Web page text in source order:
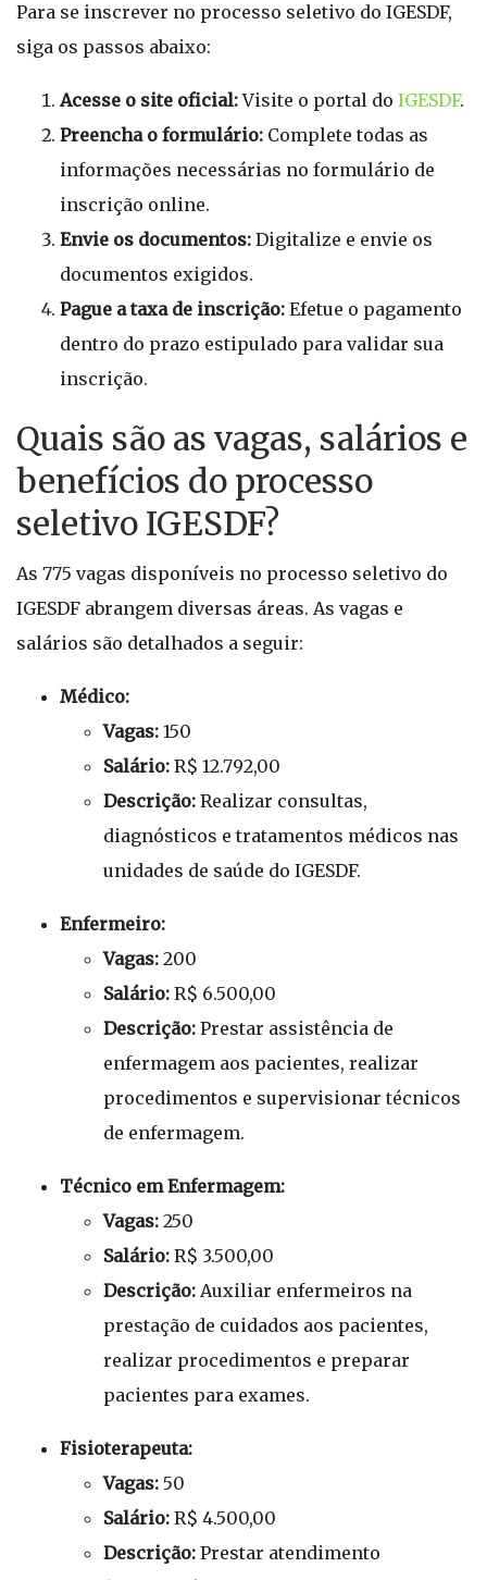
Para se inscrever no processo seletivo do IGESDF,
siga os passos abaixo:
Acesse o site oficial:Visite o portal do IGESDF.
Preencha o formulário: Complete todas as
informações necessárias no formulário de
inscrição online.
Envie os documentos: Digitalize e envie os
documentos exigidos.
Pague a taxa de inscrição: Efetue o pagamento
dentro do prazo estipulado para validar sua
inscrição.
Quais são as vagas, salários e
benefícios do processo
seletivo IGESDF?
As 775 vagas disponíveis no processo seletivo do
IGESDF abrangem diversas áreas. As vagas e
salários são detalhados a seguir:
Médico:
Vagas: 150
Salário: R$ 12.792,00
Descrição: Realizar consultas,
diagnósticos e tratamentos médicos nas
unidades de saúde do IGESDF.
Enfermeiro:
Vagas: 200
Salário: R$ 6.500,00
Descrição: Prestar assistência de
enfermagem aos pacientes, realizar
procedimentos e supervisionar técnicos
de enfermagem.
Técnico em Enfermagem:
Vagas: 250
Salário: R$ 3.500,00
Descrição: Auxiliar enfermeiros na
prestação de cuidados aos pacientes,
realizar procedimentos e preparar
pacientes para exames.
Fisioterapeuta:
Vagas: 50
Salário: R$ 4.500,00
Descrição: Prestar atendimento